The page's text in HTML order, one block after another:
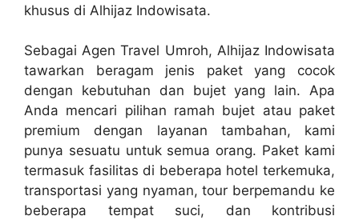
khusus di Alhijaz Indowisata.
Sebagai Agen Travel Umroh, Alhijaz Indowisata
tawarkan beragam jenis paket yang cocok
dengan kebutuhan dan bujet yang lain. Apa
Anda mencari pilihan ramah bujet atau paket
premium dengan layanan tambahan, kami
punya sesuatu untuk semua orang. Paket kami
termasuk fasilitas di beberapa hotel terkemuka,
transportasi yang nyaman, tour berpemandu ke
beberapa tempat suci, dan kontribusi